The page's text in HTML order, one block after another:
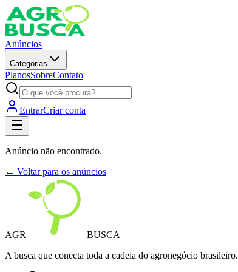
Anúncios
Categorias
PlanosSobreContato
EntrarCriar conta
Anúncio não encontrado.
← Voltar para os anúncios
AGR
BUSCA
A busca que conecta toda a cadeia do agronegócio brasileiro.